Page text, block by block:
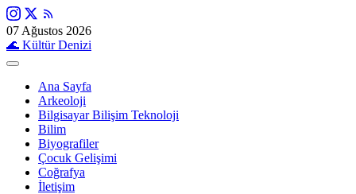
07 Ağustos 2026
🌊 Kültür Denizi
Ana Sayfa
Arkeoloji
Bilgisayar Bilişim Teknoloji
Bilim
Biyografiler
Çocuk Gelişimi
Coğrafya
İletişim